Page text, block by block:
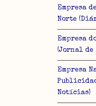
Empresa
Norte
Empresa
(Jornal de
Empresa
Notícias)